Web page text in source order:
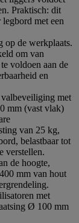
Praktisch: dit
met een
op de werkplaats.
om van
voldoen aan de
en
met
mm (vast vlak)
van 25 kg,
belastbaar tot
verstellen.
de hoogte,
mm van hout
met
Ø 100 mm